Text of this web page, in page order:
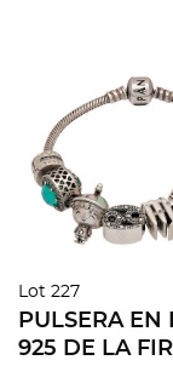
Lot 227
PULSERA EN
925 DE LA